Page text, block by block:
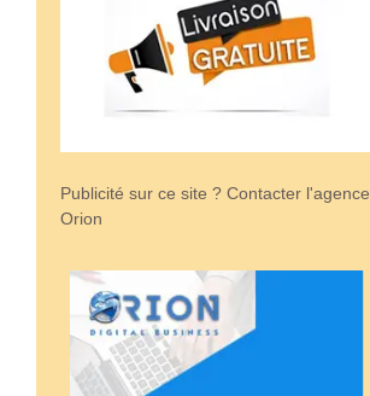
Publicité sur ce site ? Contacter l'agence
Orion